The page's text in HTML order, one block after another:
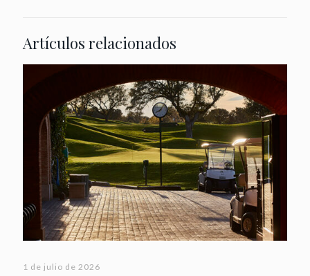
Artículos relacionados
1 de julio de 2026